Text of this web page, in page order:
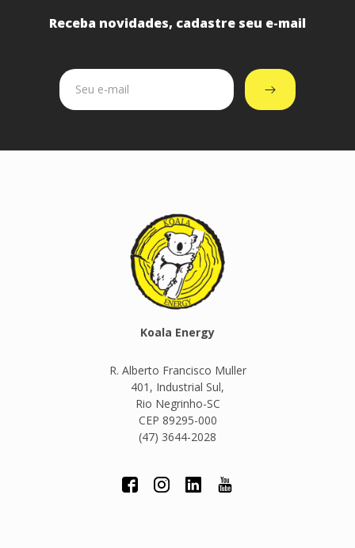
Receba novidades, cadastre seu e-mail
Koala Energy
R. Alberto Francisco Muller
401, Industrial Sul,
Rio Negrinho-SC
CEP 89295-000
(47) 3644-2028